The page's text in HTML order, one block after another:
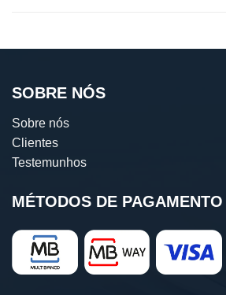
SOBRE NÓS
Sobre nós
Clientes
Testemunhos
MÉTODOS DE PAGAMENTO